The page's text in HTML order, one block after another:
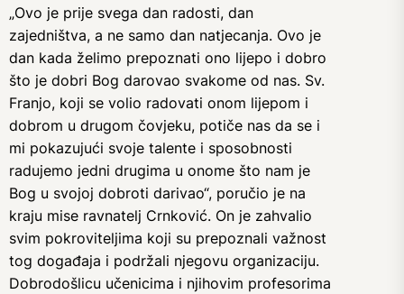
„Ovo je prije svega dan radosti, dan
zajedništva, a ne samo dan natjecanja. Ovo je
dan kada želimo prepoznati ono lijepo i dobro
što je dobri Bog darovao svakome od nas. Sv.
Franjo, koji se volio radovati onom lijepom i
dobrom u drugom čovjeku, potiče nas da se i
mi pokazujući svoje talente i sposobnosti
radujemo jedni drugima u onome što nam je
Bog u svojoj dobroti darivao“, poručio je na
kraju mise ravnatelj Crnković. On je zahvalio
svim pokroviteljima koji su prepoznali važnost
tog događaja i podržali njegovu organizaciju.
Dobrodošlicu učenicima i njihovim profesorima